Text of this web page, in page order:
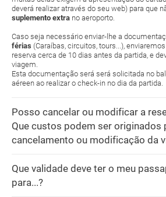
deverá realizar através do seu web) para que
suplemento extra no aeroporto.
Caso seja necessário enviar-lhe a
férias (Caraíbas, circuitos, tours...),
reserva cerca de 10 dias antes da partida, e
viagem.
Esta documentação será será solicitada no
aéreen ao realizar o check-in no dia da partida.
Posso cancelar ou modificar a
Que custos podem ser originados
cancelamento ou modificação da
Que validade deve ter o meu
para...?